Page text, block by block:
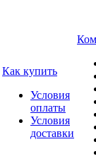
Как купить
Условия
оплаты
Условия
доставки